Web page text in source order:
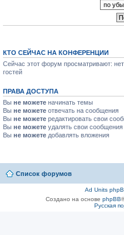
КТО СЕЙЧАС НА КОНФЕРЕНЦИИ
Сейчас этот форум просматривают:
гостей
ПРАВА ДОСТУПА
Вы не можете начинать темы
Вы не можете отвечать на сообщения
Вы не можете редактировать свои
Вы не можете удалять свои сообщения
Вы не можете добавлять вложения
Список форумов
Ad Units
Создано на основе phpBB
Русская